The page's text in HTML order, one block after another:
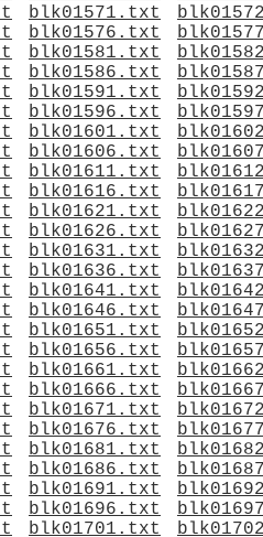
blk01571.txt
blk01576.txt
blk01581.txt
blk01586.txt
blk01591.txt
blk01596.txt
blk01601.txt
blk01606.txt
blk01611.txt
blk01616.txt
blk01621.txt
blk01626.txt
blk01631.txt
blk01636.txt
blk01641.txt
blk01646.txt
blk01651.txt
blk01656.txt
blk01661.txt
blk01666.txt
blk01671.txt
blk01676.txt
blk01681.txt
blk01686.txt
blk01691.txt
blk01696.txt
blk01701.txt